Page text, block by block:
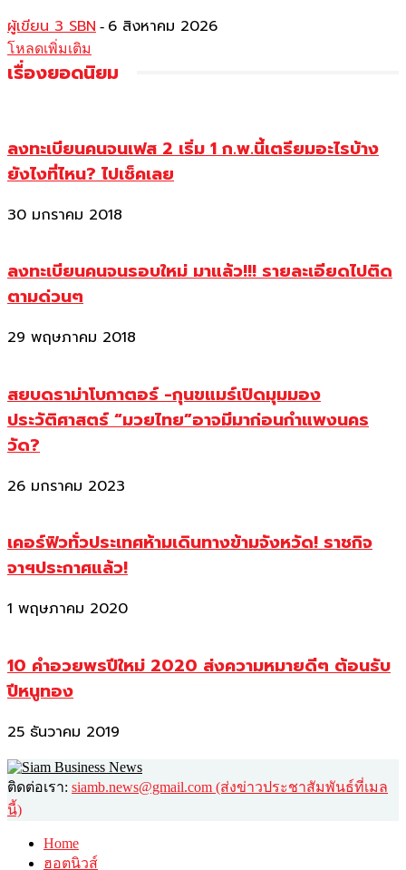
ผู้เขียน 3 SBN - 6 สิงหาคม 2026
โหลดเพิ่มเติม
เรื่องยอดนิยม
ลงทะเบียนคนจนเฟส 2 เริ่ม 1 ก.พ.นี้เตรียมอะไรบ้าง
ยังไงที่ไหน? ไปเช็คเลย
30 มกราคม 2018
ลงทะเบียนคนจนรอบใหม่ มาแล้ว!!! รายละเอียดไปติด
ตามด่วนๆ
29 พฤษภาคม 2018
สยบดราม่าโบกาตอร์ -กุนขแมร์เปิดมุมมอง
ประวัติศาสตร์ “มวยไทย”อาจมีมาก่อนกำแพงนคร
วัด?
26 มกราคม 2023
เคอร์ฟิวทั่วประเทศห้ามเดินทางข้ามจังหวัด! ราชกิจ
จาฯประกาศแล้ว!
1 พฤษภาคม 2020
10 คำอวยพรปีใหม่ 2020 ส่งความหมายดีๆ ต้อนรับ
ปีหนูทอง
25 ธันวาคม 2019
ติดต่อเรา: siamb.news@gmail.com (ส่งข่าวประชาสัมพันธ์ที่เมล
นี้)
Home
ฮอตนิวส์